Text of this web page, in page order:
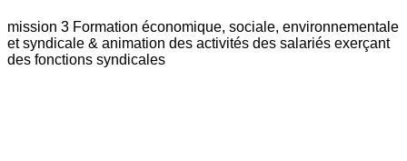
mission 3 Formation économique, sociale, environnementale
et syndicale & animation des activités des salariés exerçant
des fonctions syndicales